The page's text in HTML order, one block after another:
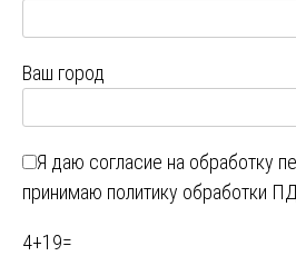
Ваш город
Я даю согласие на обработку
принимаю политику обработки
4+19=